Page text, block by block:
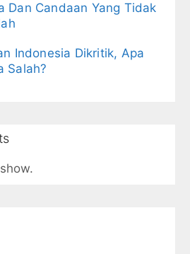
Dan Candaan Yang Tidak
Indonesia Dikritik, Apa
Salah?